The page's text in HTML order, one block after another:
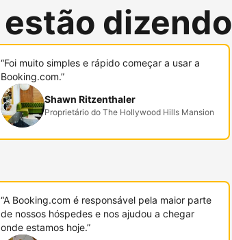
dizendo
“Foi muito simples e rápido começar a usar a
Booking.com.”
Shawn Ritzenthaler
Proprietário do The Hollywood Hills Mansion
“A Booking.com é responsável pela maior parte
de nossos hóspedes e nos ajudou a chegar
onde estamos hoje.”